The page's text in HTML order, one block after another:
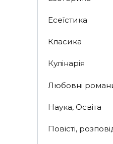
Есеїстика
Класика
Кулінарія
Любовні
Наука, Освіта
Повісті,